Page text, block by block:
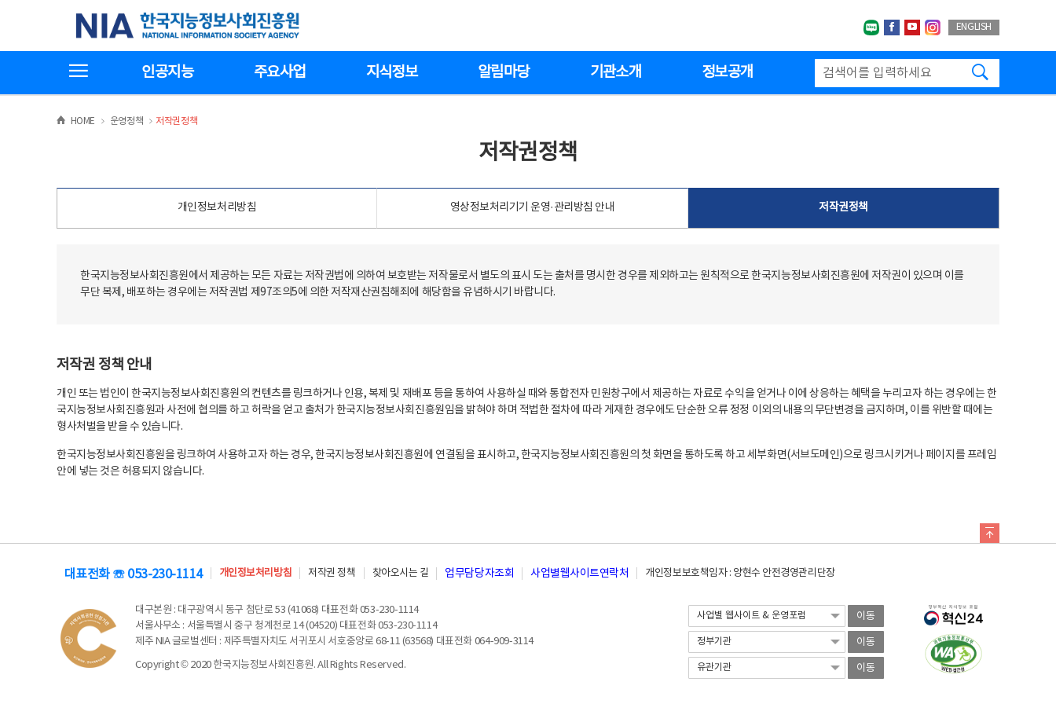
기
한국지능정보사회진흥원
네이버블로그
페이스북
유투브인스타그랩
ENGLISH
인공지능 주요사업 지식정보 알림마당 기관소개 정보공개
HOME >운영정책 >
저작권정책
저작권정책
개인정보처리방침 영상정보처리기기 운영·관리방침 안내 저작권정책
한국지능정보사회진흥원에서 제공하는 모든 자료는 저작권법에 의하여 보호받는 저작물로서 별도의 표시 도는 출처를 명시한 경우를 제외하고는 원칙적으로 한국지능정보사회진흥원에 저작권이 있으며 이를
무단 복제, 배포하는 경우에는 저작권법 제97조의5에 의한 저작재산권침해죄에 해당함을 유념하시기 바랍니다.
저작권 정책 안내
개인 또는 법인이 한국지능정보사회진흥원의 컨텐츠를 링크하거나 인용, 복제 및 재배포 등을 통하여 사용하실 때와 통합전자 민원창구에서 제공하는 자료로 수익을 얻거나 이에 상응하는 혜택을 누리고자 하는 경우에는 한
국지능정보사회진흥원과 사전에 협의를 하고 허락을 얻고 출처가 한국지능정보사회진흥원임을 밝혀야 하며 적법한 절차에 따라 게재한 경우에도 단순한 오류 정정 이외의 내용의 무단변경을 금지하며, 이를 위반할 때에는
형사처벌을 받을 수 있습니다.
한국지능정보사회진흥원을 링크하여 사용하고자 하는 경우, 한국지능정보사회진흥원에 연결됨을 표시하고, 한국지능정보사회진흥원의 첫 화면을 통하도록 하고 세부화면(서브도메인)으로 링크시키거나 페이지를 프레임
안에 넣는 것은 허용되지 않습니다.
대표전화 ☏ 053-230-1114 개인정보처리방침 저작권 정책 찾아오시는 길 업무담당자조회 사업별웹사이트연락처 개인정보보호책임자 : 양현수 안전경영관리단장
대구본원 : 대구광역시 동구 첨단로 53 (41068) 대표전화 053-230-1114
서울사무소 : 서울특별시 중구 청계천로 14 (04520) 대표전화 053-230-1114
제주 NIA 글로벌센터 : 제주특별자치도 서귀포시 서호중앙로 68-11 (63568) 대표전화 064-909-3114
Copyright © 2020 한국지능정보사회진흥원. All Rights Reserved.
이동
이동
이동